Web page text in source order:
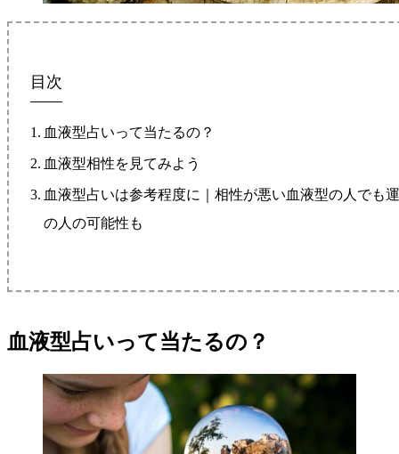
目次
血液型占いって当たるの？
血液型相性を見てみよう
血液型占いは参考程度に｜相性が悪い血液型の人でも
の人の可能性も
血液型占いって当たるの？